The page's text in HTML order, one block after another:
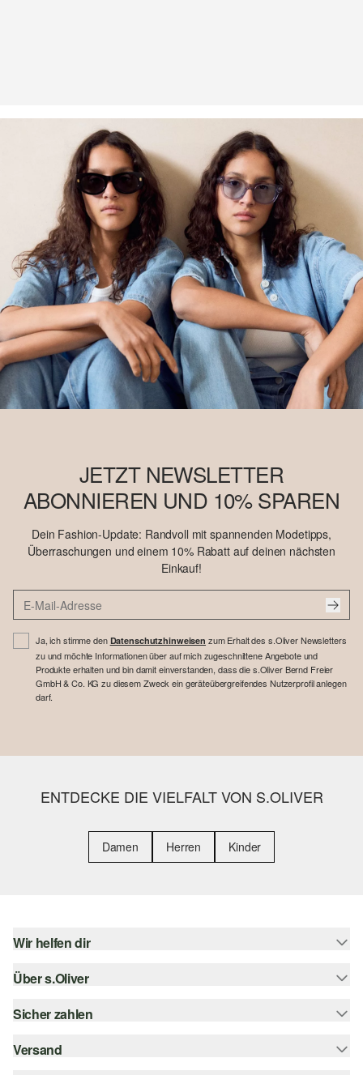
JETZT NEWSLETTER
ABONNIEREN UND 10% SPAREN
Dein Fashion-Update: Randvoll mit spannenden Modetipps,
Überraschungen und einem 10% Rabatt auf deinen nächsten
Einkauf!
Ja, ich stimme den Datenschutzhinweisen zum Erhalt des s.Oliver Newsletters
zu und möchte Informationen über auf mich zugeschnittene Angebote und
Produkte erhalten und bin damit einverstanden, dass die s.Oliver Bernd Freier
GmbH & Co. KG zu diesem Zweck ein geräteübergreifendes Nutzerprofil anlegen
darf.
ENTDECKE DIE VIELFALT VON S.OLIVER
Damen Herren Kinder
Wir helfen dir
Hilfe & FAQ
Größenberatung
Über s.Oliver
Newsletter
s.Oliver Card
Sicher zahlen
Rechnung
Versand